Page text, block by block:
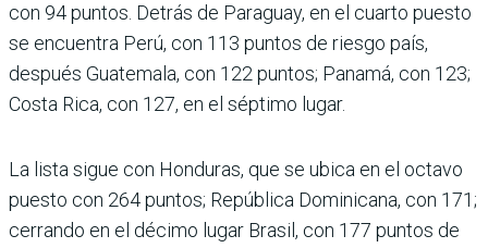
con 94 puntos. Detrás de Para­guay, en el cuarto puesto
se encuentra Perú, con 113 pun­tos de riesgo país,
después Guatemala, con 122 puntos; Panamá, con 123;
Costa Rica, con 127, en el séptimo lugar.
La lista sigue con Hondu­ras, que se ubica en el octavo
puesto con 264 puntos; República Dominicana, con 171;
cerrando en el décimo lugar Brasil, con 177 puntos de